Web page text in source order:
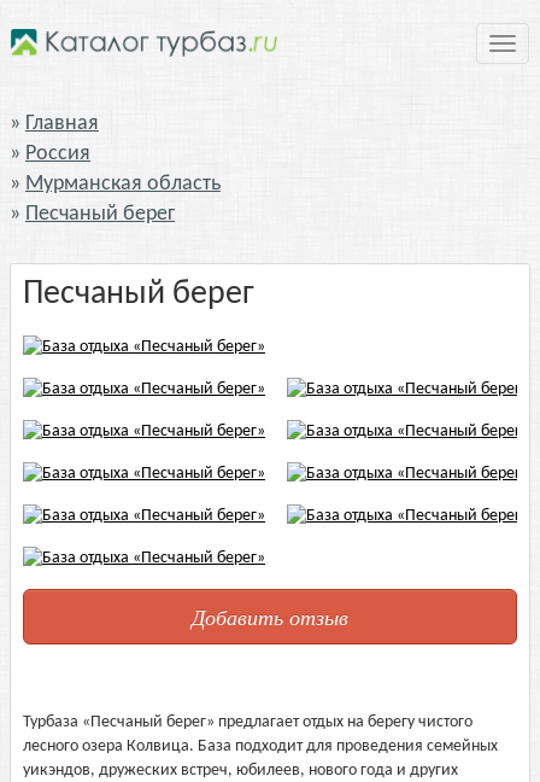
Главная
Россия
Мурманская область
Песчаный берег
Песчаный берег
Добавить отзыв
Турбаза «Песчаный берег» предлагает отдых на берегу чистого
лесного озера Колвица. База подходит для проведения семейных
уикэндов, дружеских встреч, юбилеев, нового года и других